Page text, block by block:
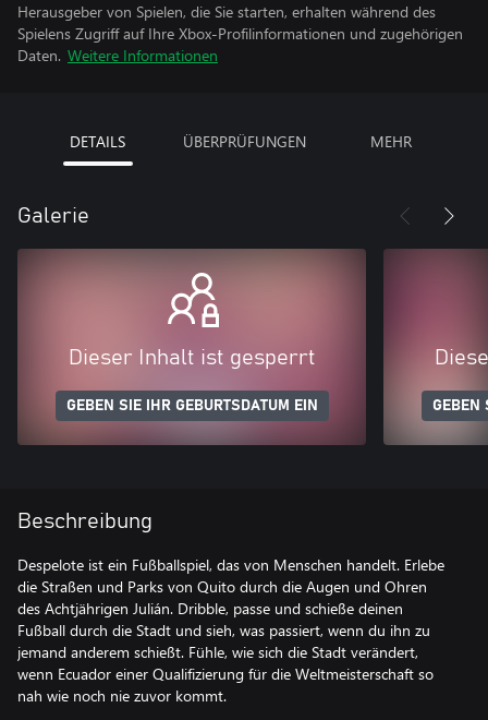
Herausgeber von Spielen, die Sie starten, erhalten während des
Spielens Zugriff auf Ihre Xbox-Profilinformationen und zugehörigen
Daten. Weitere Informationen
DETAILS ÜBERPRÜFUNGEN MEHR
Galerie
Dieser Inhalt ist gesperrt
GEBEN SIE IHR GEBURTSDATUM EIN GEBEN
Beschreibung
Despelote ist ein Fußballspiel, das von Menschen handelt. Erlebe
die Straßen und Parks von Quito durch die Augen und Ohren
des Achtjährigen Julián. Dribble, passe und schieße deinen
Fußball durch die Stadt und sieh, was passiert, wenn du ihn zu
jemand anderem schießt. Fühle, wie sich die Stadt verändert,
wenn Ecuador einer Qualifizierung für die Weltmeisterschaft so
nah wie noch nie zuvor kommt.